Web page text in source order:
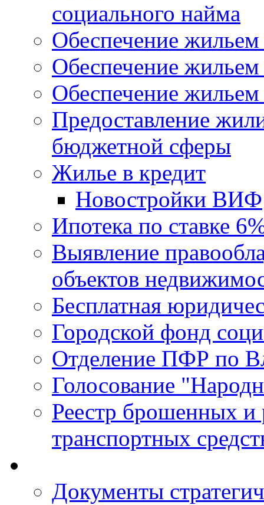
социального найма
Обеспечение
Обеспечение
Обеспечение жильем
Предоставление
бюджетной сферы
Жилье в кредит
Новостройки ВИФ
Ипотека по ставке
Выявление
объектов
Бесплатная
Городской фонд
Отделение ПФР по
Голосование
Реестр брошенных и
транспортных
Документы